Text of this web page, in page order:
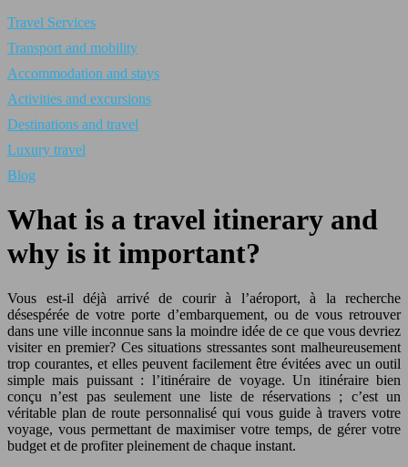
Travel Services
Transport and mobility
Accommodation and stays
Activities and excursions
Destinations and travel
Luxury travel
Blog
What is a travel itinerary and
why is it important?
Vous est-il déjà arrivé de courir à l’aéroport, à la recherche
désespérée de votre porte d’embarquement, ou de vous retrouver
dans une ville inconnue sans la moindre idée de ce que vous devriez
visiter en premier? Ces situations stressantes sont malheureusement
trop courantes, et elles peuvent facilement être évitées avec un outil
simple mais puissant : l’itinéraire de voyage. Un itinéraire bien
conçu n’est pas seulement une liste de réservations ; c’est un
véritable plan de route personnalisé qui vous guide à travers votre
voyage, vous permettant de maximiser votre temps, de gérer votre
budget et de profiter pleinement de chaque instant.